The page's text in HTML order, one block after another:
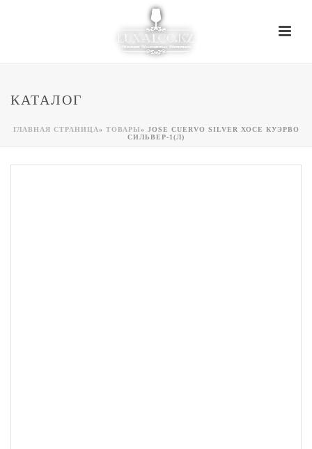
КАТАЛОГ
ГЛАВНАЯ СТРАНИЦА» ТОВАРЫ» JOSE CUERVO SILVER ХОСЕ КУЭРВО
СИЛЬВЕР-1(Л)